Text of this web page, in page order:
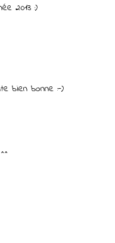
2013 :)
bien bonne :-)